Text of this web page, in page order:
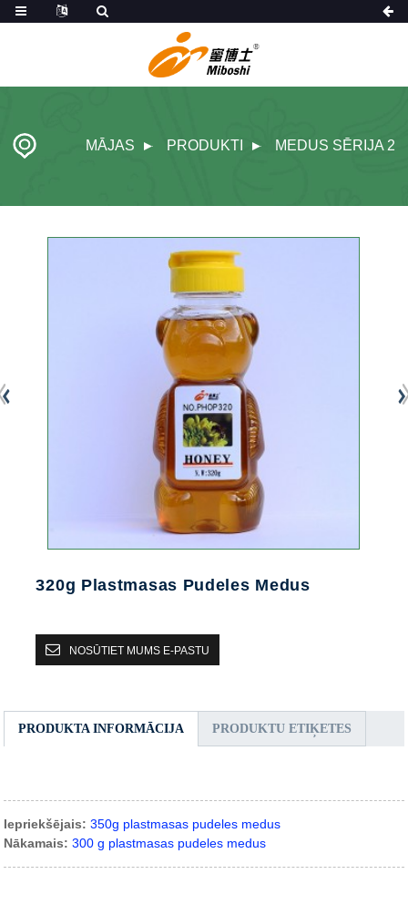
MĀJAS PRODUKTI MEDUS SĒRIJA 2
320g Plastmasas Pudeles Medus
NOSŪTIET MUMS E-PASTU
PRODUKTA INFORMĀCIJA PRODUKTU ETIĶETES
Iepriekšējais: 350g plastmasas pudeles medus
Nākamais: 300 g plastmasas pudeles medus